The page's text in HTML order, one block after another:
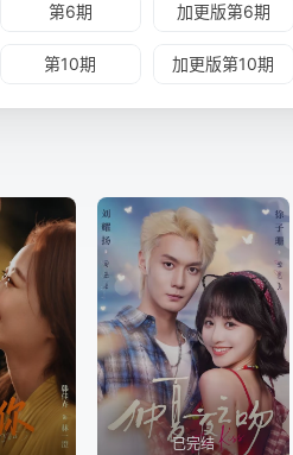
第6期 加更版第6期
第10期 加更版第10期
已完结